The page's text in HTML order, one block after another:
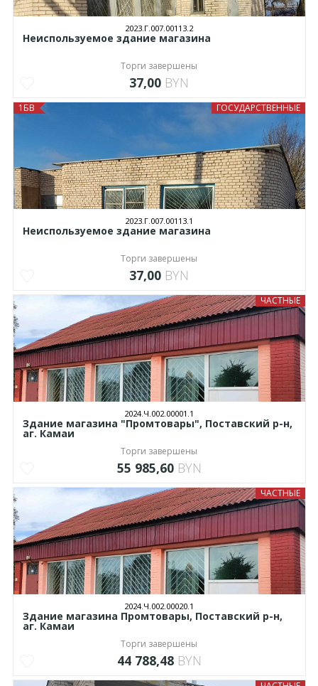
2023.Г.007.00113.2
Неиспользуемое здание магазина
Торги завершены
37,00 BYN
ГОСУДАРСТВЕННЫЕ
1БВ
2023.Г.007.00113.1
Неиспользуемое здание магазина
Торги завершены
37,00 BYN
ЧАСТНЫЕ
2024.Ч.002.00001.1
Здание магазина "Промтовары", Поставский р-н,
аг. Камаи
Торги завершены
55 985,60 BYN
ЧАСТНЫЕ
2024.Ч.002.00020.1
Здание магазина Промтовары, Поставский р-н,
аг. Камаи
Торги завершены
44 788,48 BYN